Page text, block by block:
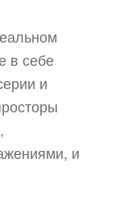
в себе
и
и